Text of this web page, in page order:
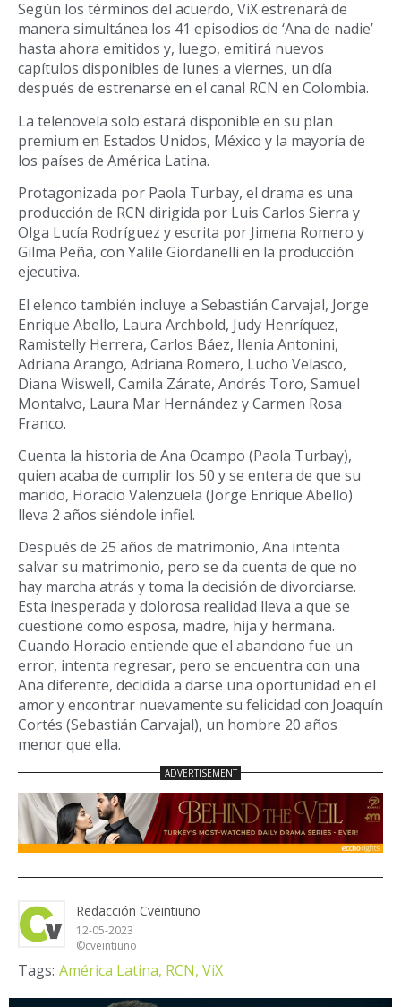
Según los términos del acuerdo, ViX estrenará de
manera simultánea los 41 episodios de ‘Ana de nadie’
hasta ahora emitidos y, luego, emitirá nuevos
capítulos disponibles de lunes a viernes, un día
después de estrenarse en el canal RCN en Colombia.
La telenovela solo estará disponible en su plan
premium en Estados Unidos, México y la mayoría de
los países de América Latina.
Protagonizada por Paola Turbay, el drama es una
producción de RCN dirigida por Luis Carlos Sierra y
Olga Lucía Rodríguez y escrita por Jimena Romero y
Gilma Peña, con Yalile Giordanelli en la producción
ejecutiva.
El elenco también incluye a Sebastián Carvajal, Jorge
Enrique Abello, Laura Archbold, Judy Henríquez,
Ramistelly Herrera, Carlos Báez, Ilenia Antonini,
Adriana Arango, Adriana Romero, Lucho Velasco,
Diana Wiswell, Camila Zárate, Andrés Toro, Samuel
Montalvo, Laura Mar Hernández y Carmen Rosa
Franco.
Cuenta la historia de Ana Ocampo (Paola Turbay),
quien acaba de cumplir los 50 y se entera de que su
marido, Horacio Valenzuela (Jorge Enrique Abello)
lleva 2 años siéndole infiel.
Después de 25 años de matrimonio, Ana intenta
salvar su matrimonio, pero se da cuenta de que no
hay marcha atrás y toma la decisión de divorciarse.
Esta inesperada y dolorosa realidad lleva a que se
cuestione como esposa, madre, hija y hermana.
Cuando Horacio entiende que el abandono fue un
error, intenta regresar, pero se encuentra con una
Ana diferente, decidida a darse una oportunidad en el
amor y encontrar nuevamente su felicidad con Joaquín
Cortés (Sebastián Carvajal), un hombre 20 años
menor que ella.
Redacción Cveintiuno
12-05-2023
©cveintiuno
Tags: América Latina, RCN, ViX